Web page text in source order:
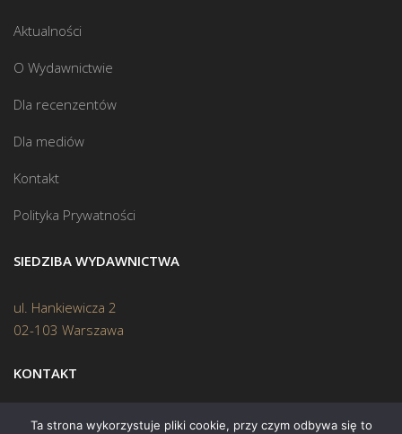
Aktualności
O Wydawnictwie
Dla recenzentów
Dla mediów
Kontakt
Polityka Prywatności
SIEDZIBA WYDAWNICTWA
ul. Hankiewicza 2
02-103 Warszawa
KONTAKT
Biuro:(22) 45 70 402
Ta strona wykorzystuje pliki cookie, przy czym odbywa się to